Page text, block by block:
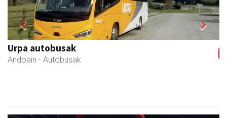
Ondarreta Ikastetxea
Andoain - Hezkuntza
Previous Next